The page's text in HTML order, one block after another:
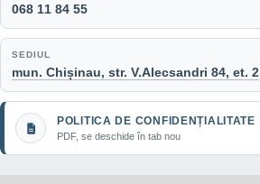
Telefon:
068 11 84 55
SEDIUL
mun. Chișinau, str. V.Alecsandri 84, et. 2
POLITICA DE CONFIDENȚIALITATE
PDF, se deschide în tab nou